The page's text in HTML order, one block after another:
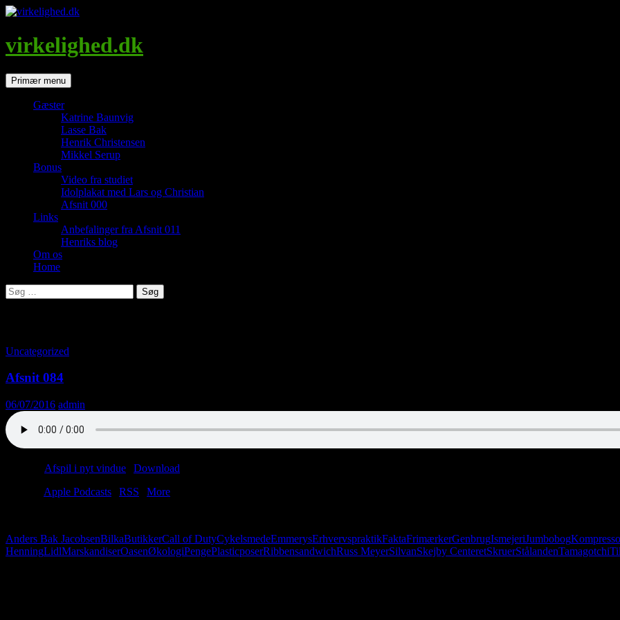
Hop
indhold
virkelighed.dk
SøgPrimær menu
Gæster
Katrine Baunvig
Lasse Bak
Henrik Christensen
Mikkel Serup
Bonus
Video fra studiet
Idolplakat med Lars og Christian
Afsnit 000
Links
Anbefalinger fra Afsnit 011
Henriks blog
Om os
Home
Søg
efter:
Uncategorized
Afsnit 084
06/07/2016 admin
Afspil i nyt vindue Download
Apple Podcasts RSS
More
Anders Bak JacobsenBilkaButikkerCall of DutyCykelsmedeEmmerysErhvervspraktikFaktaFrimærkerGenbrugIsmejeriJumbobog
HenningLidlMarskandiserOasenØkologiPengePlasticposerRibbensandwichRuss MeyerSilvanSkejby CenteretSkruerStålandenTamagotchi